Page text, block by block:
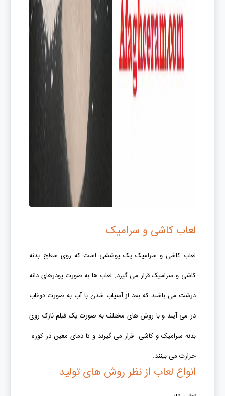
لعاب کاشی و سرامیک
لعاب کاشی و سرامیک یک پوششی است که روی سطح بدنه
کاشی و سرامیک قرار می گیرد. لعاب ها به صورت پودرهای دانه
درشت می باشند که بعد از آسیاب شدن با آب به صورت دوغاب
در می آیند و با روش های مختلف به صورت یک فیلم نازک روی
بدنه سرامیک و کاشی قرار می گیرند و تا دمای معین در کوره
حرارت می بینند.
انواع لعاب از نظر روش های تولید